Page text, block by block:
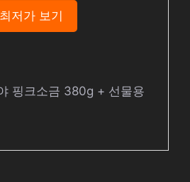
최저가 보기
핑크소금 380g + 선물용